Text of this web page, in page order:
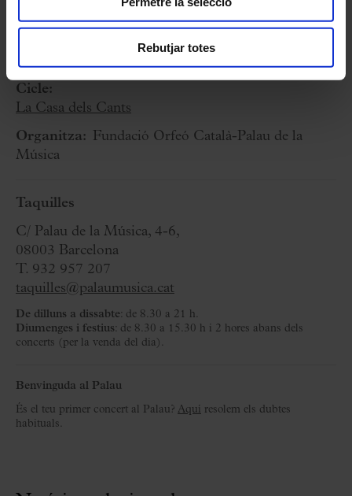
Rebutjar totes
Diumenge11:30 h
Cicle:
La Casa dels Cants
Organitza: Fundació Orfeó Català-Palau de la
Música
Taquilles
C/ Palau de la Música, 4-6,
08003 Barcelona
T. 932 957 207
taquilles@palaumusica.cat
De dilluns a dissabte: de 8.30 a 21 h.
Diumenges i festius: de 8.30 a 15.30 h i 2 hores abans dels
concerts (per la venda del dia).
Benvinguda al Palau
És el teu primer concert al Palau? Aquí resolem els dubtes
habituals.